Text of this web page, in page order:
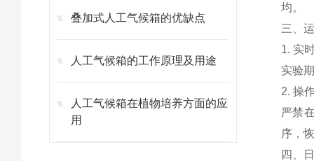
叠加式人工气候箱的优缺点
人工气候箱的工作原理及用途
人工气候箱在植物培养方面的应
用
均。
三、
1. 实
实验
2. 操
严禁
序，
四、